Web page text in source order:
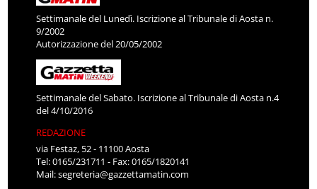
Settimanale del Lunedì. Iscrizione al Tribunale di Aosta n.
9/2002
Autorizzazione del 20/05/2002
Settimanale del Sabato. Iscrizione al Tribunale di Aosta n.4
del 4/10/2016
REDAZIONE
via Festaz, 52 - 11100 Aosta
Tel: 0165/231711 - Fax: 0165/1820141
Mail:segreteria@gazzettamatin.com